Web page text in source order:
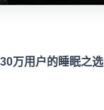
万用户的睡眠之选